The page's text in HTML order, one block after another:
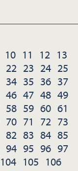
10 11 12 13
22 23 24 25
34 35 36 37
46 47 48 49
58 59 60 61
70 71 72 73
82 83 84 85
94 95 96 97
104 105 106